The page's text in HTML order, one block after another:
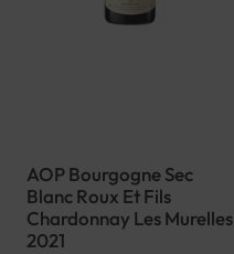
AOP Bourgogne Sec
Blanc Roux Et Fils
Chardonnay Les Murelles
2021